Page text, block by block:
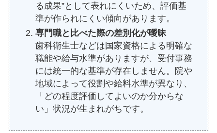
る成果”として表れにくいため、評価基
準が作られにくい傾向があります。
専門職と比べた際の差別化が曖昧
歯科衛生士などは国家資格による明確な
職能や給与水準がありますが、受付事務
には統一的な基準が存在しません。院や
地域によって役割や給料水準が異なり、
「どの程度評価してよいのか分からな
い」状況が生まれがちです。